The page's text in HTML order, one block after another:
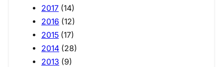
2017 (14)
2016 (12)
2015 (17)
2014 (28)
2013 (9)